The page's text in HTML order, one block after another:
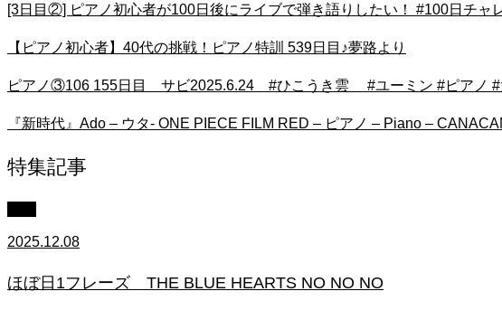
[3日目②] ピアノ初心者が100日後にライブで弾き語りしたい！ #100日チャ
【ピアノ初心者】40代の挑戦！ピアノ特訓 539日目♪夢路より
ピアノ③106 155日目 サビ2025.6.24 #ひこうき雲 #ユーミン #ピアノ #
『新時代』Ado – ウタ- ONE PIECE FILM RED – ピアノ – Piano –
特集記事
2025.12.08
ほぼ日1フレーズ THE BLUE HEARTS NO NO NO